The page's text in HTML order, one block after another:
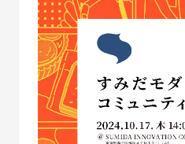
ORIGINALITY
独自性